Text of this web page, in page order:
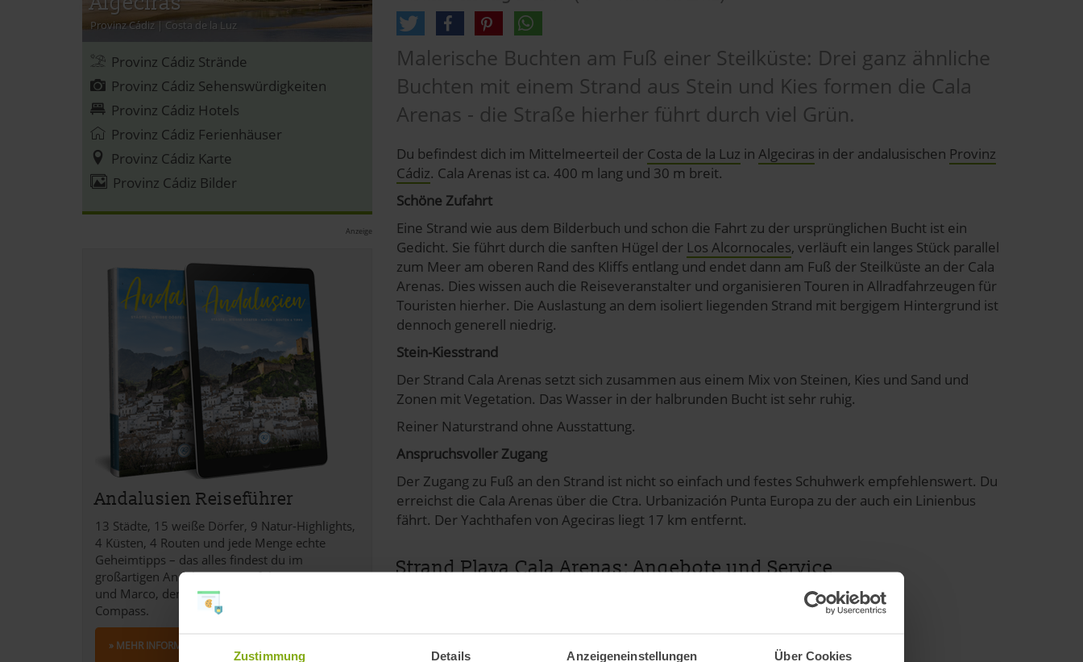
Zustimmung Details Anzeigeneinstellungen Über Cookies
Malerische Buchten am Fuß einer Steilküste: Drei ganz ähnliche
Buchten mit einem Strand aus Stein und Kies formen die Cala
Arenas - die Straße hierher führt durch viel Grün.
Du befindest dich im Mittelmeerteil der Costa de la Luz in Algeciras in der andalusischen Provinz
Cádiz. Cala Arenas ist ca. 400 m lang und 30 m breit.
Schöne Zufahrt
Eine Strand wie aus dem Bilderbuch und schon die Fahrt zu der ursprünglichen Bucht ist ein
Gedicht. Sie führt durch die sanften Hügel der Los Alcornocales, verläuft ein langes Stück parallel
zum Meer am oberen Rand des Kliffs entlang und endet dann am Fuß der Steilküste an der Cala
Arenas. Dies wissen auch die Reiseveranstalter und organisieren Touren in Allradfahrzeugen für
Touristen hierher. Die Auslastung an dem isoliert liegenden Strand mit bergigem Hintergrund ist
dennoch generell niedrig.
Stein-Kiesstrand
Der Strand Cala Arenas setzt sich zusammen aus einem Mix von Steinen, Kies und Sand und
Zonen mit Vegetation. Das Wasser in der halbrunden Bucht ist sehr ruhig.
Reiner Naturstrand ohne Ausstattung.
Anspruchsvoller Zugang
Der Zugang zu Fuß an den Strand ist nicht so einfach und festes Schuhwerk empfehlenswert. Du
erreichst die Cala Arenas über die Ctra. Urbanización Punta Europa zu der auch ein Linienbus
fährt. Der Yachthafen von Ageciras liegt 17 km entfernt.
Strand Playa Cala Arenas: Angebote und Service
Provinz Cádiz| Costa de la Luz
Provinz Cádiz Strände
Provinz Cádiz Sehenswürdigkeiten
Provinz Cádiz Hotels
Provinz Cádiz Ferienhäuser
Provinz Cádiz Karte
Provinz Cádiz Bilder
Anzeige
Andalusien Reiseführer
13 Städte, 15 weiße Dörfer, 9 Natur-Highlights,
4 Küsten, 4 Routen und jede Menge echte
Geheimtipps – das alles findest du im
großartigen Andalusien Reiseführer von Sara
und Marco, den beiden Gründern von Love and
Compass.
» MEHR INFORMATIONEN